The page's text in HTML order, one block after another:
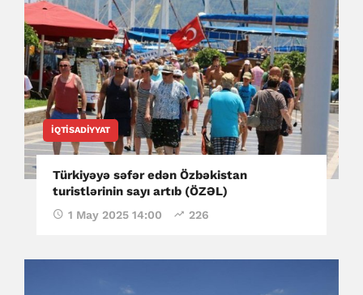
İQTISADIYYAT
Türkiyəyə səfər edən Özbəkistan
turistlərinin sayı artıb (ÖZƏL)
1 May 2025 14:00 226